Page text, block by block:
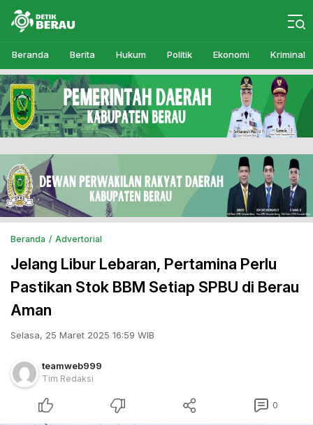
Detikberau.com
Media Diskusi Rakyat
Beranda Berita Hukum Politik Ekonomi Kriminal
Beranda Advertorial
Jelang Libur Lebaran, Pertamina Perlu
Pastikan Stok BBM Setiap SPBU di Berau
Aman
Selasa, 25 Maret 2025 16:59 WIB
teamweb999
Tim Redaksi
0